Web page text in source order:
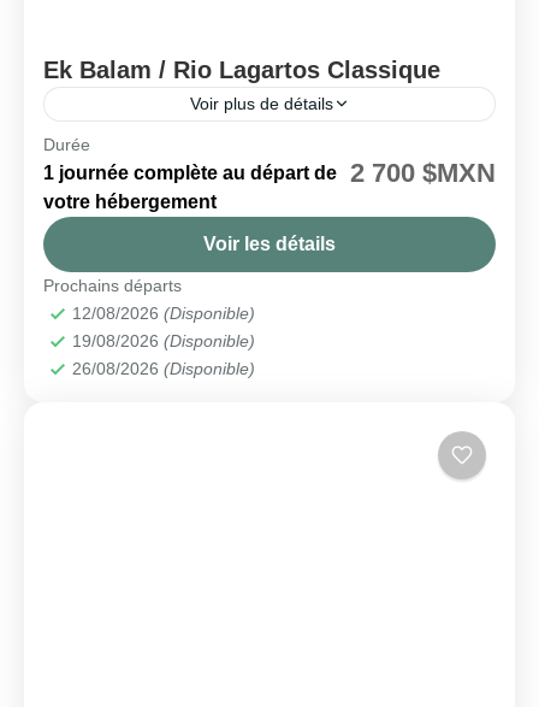
Ek Balam / Rio Lagartos Classique
Voir plus de détails
🗓️ Disponible chaque mercredi
Ek Balam Las Coloradas
Facile
Durée
1 journée complète au départ de
votre hébergement
2 700 $MXN
Voir les détails
Prochains départs
12/08/2026 (Disponible)
19/08/2026 (Disponible)
26/08/2026 (Disponible)